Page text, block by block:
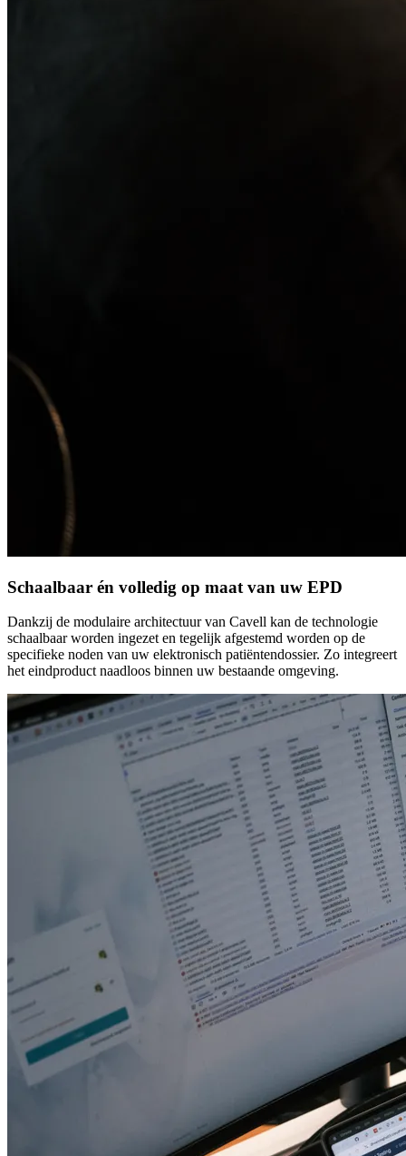
Schaalbaar én volledig op maat van uw EPD
Dankzij de modulaire architectuur van Cavell kan de technologie
schaalbaar worden ingezet en tegelijk afgestemd worden op de
specifieke noden van uw elektronisch patiëntendossier. Zo integreert
het eindproduct naadloos binnen uw bestaande omgeving.